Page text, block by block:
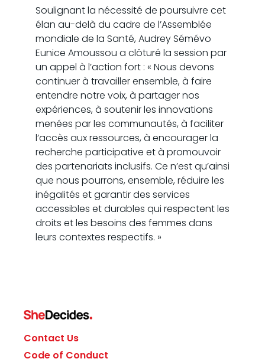
Soulignant la nécessité de poursuivre cet
élan au-delà du cadre de l’Assemblée
mondiale de la Santé, Audrey Sémévo
Eunice Amoussou a clôturé la session par
un appel à l’action fort : « Nous devons
continuer à travailler ensemble, à faire
entendre notre voix, à partager nos
expériences, à soutenir les innovations
menées par les communautés, à faciliter
l’accès aux ressources, à encourager la
recherche participative et à promouvoir
des partenariats inclusifs. Ce n’est qu’ainsi
que nous pourrons, ensemble, réduire les
inégalités et garantir des services
accessibles et durables qui respectent les
droits et les besoins des femmes dans
leurs contextes respectifs. »
Contact Us
Code of Conduct